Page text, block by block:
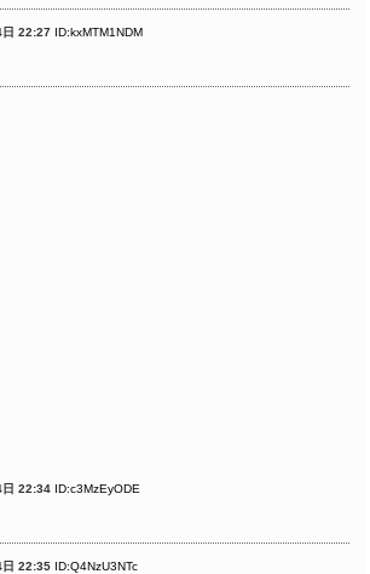
22:27 ID:kxMTM1NDM
22:34 ID:c3MzEyODE
22:35 ID:Q4NzU3NTc